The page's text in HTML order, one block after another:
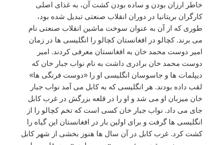
خاطر ارزان بودن و ساده بودن کشت آن، به غذای اصلی
کارگران بریتانیا در دوران انقلاب صنعتی تبدیل شده بود،
طوری که از آن به عنوان سوخت ماشین انقلاب صنعتی نام
می برند. کچالو در افغانستان کچالو را انگلیسی ها در زمان
امیر دوست محمد خان به افغانستان معرفی کردند. امیر
دوست محمد خان برادری داشت به نام نواب جبار خان که
دیپلمات ها و جاسوسان انگلیسی او را «دوست فرنگی ها»
لقب داده بودند. هر انگلیسی که به کابل می آمد نواب جبار
خان میزبان او می شد و او را در قلعه بزرگش در غرب کابل
جای می داد. نواب جبار خان کسی است که تخم کچالو را از
انگلیسی ها گرفت و برای اولین بار در افغانستان این گیاه را
کشت کرد. غرب کابل در آن سال ها هنوز بخشی از شهر کابل